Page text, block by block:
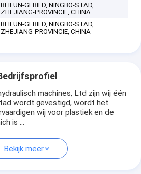
BEILUN-GEBIED, NINGBO-STAD,
ZHEJIANG-PROVINCIE, CHINA
BEILUN-GEBIED, NINGBO-STAD,
ZHEJIANG-PROVINCIE, CHINA
machines, Ltd zijn wij één
wordt gevestigd, wordt het
wij voor plastiek en de
is ...
Bekijk meer